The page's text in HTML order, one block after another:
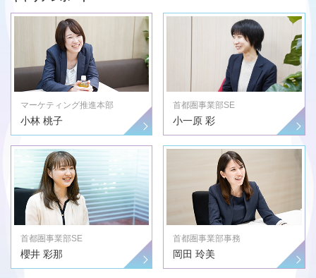
マーケティング推進本部
小林 桃子
首都圏事業部SE
小一原 彩
首都圏事業部SE
櫻井 彩那
首都圏事業部事務
岡田 玲美